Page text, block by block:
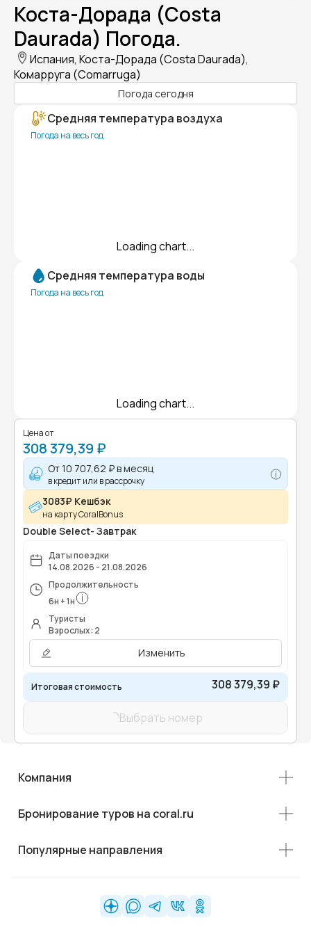
Коста-Дорада (Costa
Daurada) Погода.
Испания, Коста-Дорада (Costa Daurada),
Комарруга (Comarruga)
Погода сегодня
Средняя температура воздуха
Погода на весь год
Loading chart...
Средняя температура воды
Погода на весь год
Loading chart...
Цена от
308 379,39 ₽
От10 707,62 ₽в месяц
в кредит или в рассрочку
3083₽ Кешбэк
на карту CoralBonus
Double Select- Завтрак
Даты поездки
14.08.2026 - 21.08.2026
Продолжительность
6н +1н
Туристы
Взрослых: 2
Изменить
Итоговая стоимость 308 379,39 ₽
Выбрать номер
Компания
Бронирование туров на coral.ru
Популярные направления